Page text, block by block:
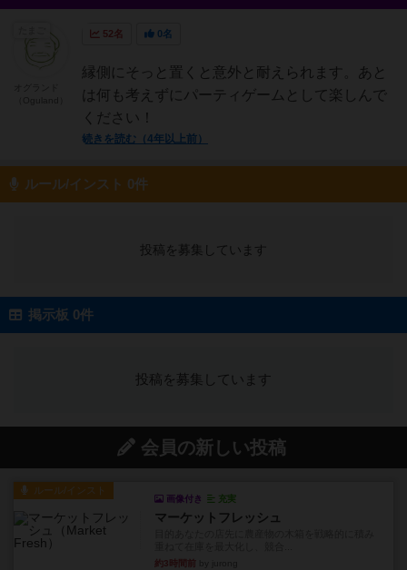
52名 0名
縁側にそっと置くと意外と耐えられます。あと
は何も考えずにパーティゲームとして楽しんで
ください！
続きを読む（4年以上前）
ルール/インスト 0件
投稿を募集しています
掲示板 0件
投稿を募集しています
会員の新しい投稿
ルール/インスト
画像付き 充実
マーケットフレッシュ
約3時間前